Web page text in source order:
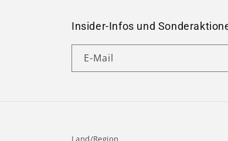
Insider-Infos und
E-Mail
Land/Region